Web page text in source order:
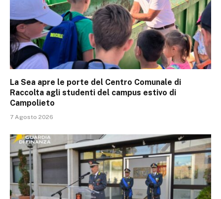
La Sea apre le porte del Centro Comunale di
Raccolta agli studenti del campus estivo di
Campolieto
7 Agosto 2026